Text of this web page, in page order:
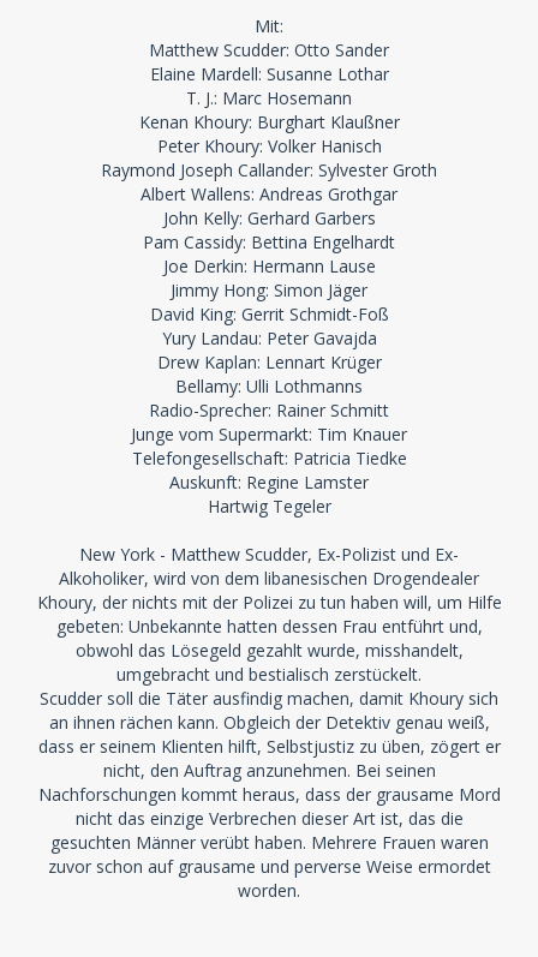
Mit:
Matthew Scudder: Otto Sander
Elaine Mardell: Susanne Lothar
T. J.: Marc Hosemann
Kenan Khoury: Burghart Klaußner
Peter Khoury: Volker Hanisch
Raymond Joseph Callander: Sylvester Groth
Albert Wallens: Andreas Grothgar
John Kelly: Gerhard Garbers
Pam Cassidy: Bettina Engelhardt
Joe Derkin: Hermann Lause
Jimmy Hong: Simon Jäger
David King: Gerrit Schmidt-Foß
Yury Landau: Peter Gavajda
Drew Kaplan: Lennart Krüger
Bellamy: Ulli Lothmanns
Radio-Sprecher: Rainer Schmitt
Junge vom Supermarkt: Tim Knauer
Telefongesellschaft: Patricia Tiedke
Auskunft: Regine Lamster
Hartwig Tegeler
New York - Matthew Scudder, Ex-Polizist und Ex-
Alkoholiker, wird von dem libanesischen Drogendealer
Khoury, der nichts mit der Polizei zu tun haben will, um Hilfe
gebeten: Unbekannte hatten dessen Frau entführt und,
obwohl das Lösegeld gezahlt wurde, misshandelt,
umgebracht und bestialisch zerstückelt.
Scudder soll die Täter ausfindig machen, damit Khoury sich
an ihnen rächen kann. Obgleich der Detektiv genau weiß,
dass er seinem Klienten hilft, Selbstjustiz zu üben, zögert er
nicht, den Auftrag anzunehmen. Bei seinen
Nachforschungen kommt heraus, dass der grausame Mord
nicht das einzige Verbrechen dieser Art ist, das die
gesuchten Männer verübt haben. Mehrere Frauen waren
zuvor schon auf grausame und perverse Weise ermordet
worden.